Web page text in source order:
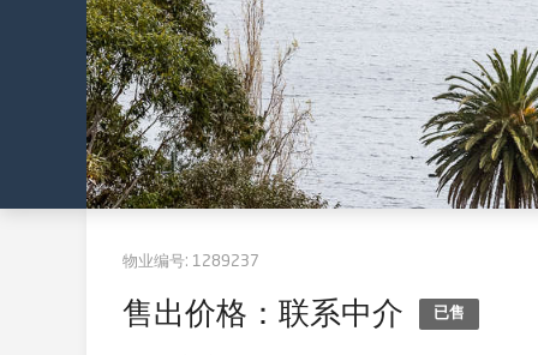
物业编号: 1289237
售出价格：联系中介 已售